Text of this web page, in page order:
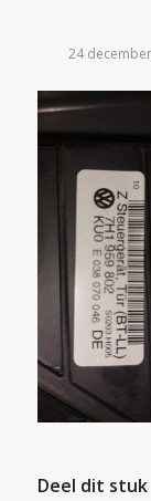
24
Deel dit stuk